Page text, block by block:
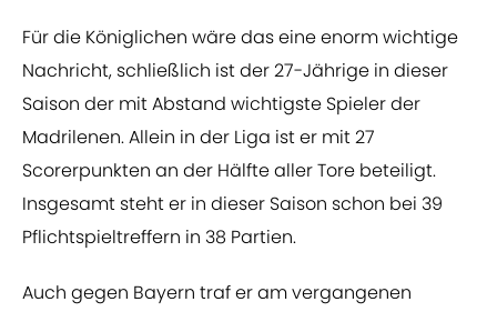
Für die Königlichen wäre das eine enorm wichtige
Nachricht, schließlich ist der 27-Jährige in dieser
Saison der mit Abstand wichtigste Spieler der
Madrilenen. Allein in der Liga ist er mit 27
Scorerpunkten an der Hälfte aller Tore beteiligt.
Insgesamt steht er in dieser Saison schon bei 39
Pflichtspieltreffern in 38 Partien.
Auch gegen Bayern traf er am vergangenen